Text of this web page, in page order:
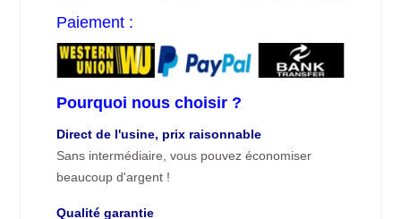
Paiement :
Pourquoi nous choisir ?
Direct de l'usine, prix raisonnable
Sans intermédiaire, vous pouvez économiser
beaucoup d'argent !
Qualité garantie